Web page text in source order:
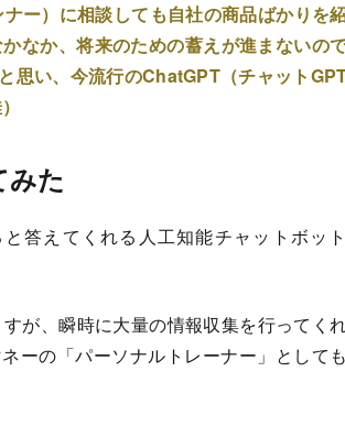
ー）に相談しても自社の商品ばかりを
なか、将来のための蓄えが進まないので
い、今流行のChatGPT（チャットGPT
た
答えてくれる人工知能チャットボッ
が、瞬時に大量の情報収集を行ってく
ーの「パーソナルトレーナー」として